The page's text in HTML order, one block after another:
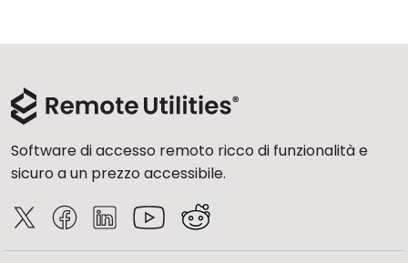
Software di accesso remoto ricco di funzionalità e
sicuro a un prezzo accessibile.